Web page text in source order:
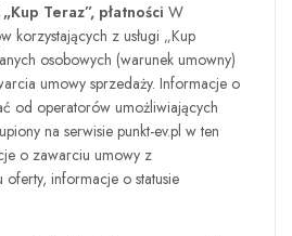
Teraz”, płatności W
korzystających z usługi „Kup
osobowych (warunek umowny)
umowy sprzedaży. Informacje o
od operatorów umożliwiających
na serwisie punkt-ev.pl w ten
o zawarciu umowy z
informacje o statusie